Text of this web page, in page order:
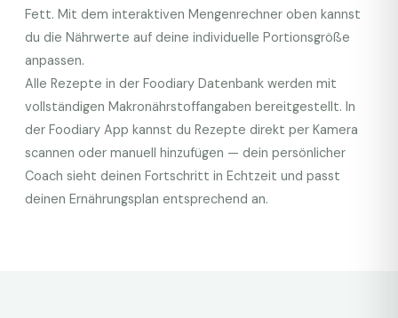
Fett. Mit dem interaktiven Mengenrechner oben kannst
du die Nährwerte auf deine individuelle Portionsgröße
anpassen.
Alle Rezepte in der Foodiary Datenbank werden mit
vollständigen Makronährstoffangaben bereitgestellt. In
der Foodiary App kannst du Rezepte direkt per Kamera
scannen oder manuell hinzufügen — dein persönlicher
Coach sieht deinen Fortschritt in Echtzeit und passt
deinen Ernährungsplan entsprechend an.